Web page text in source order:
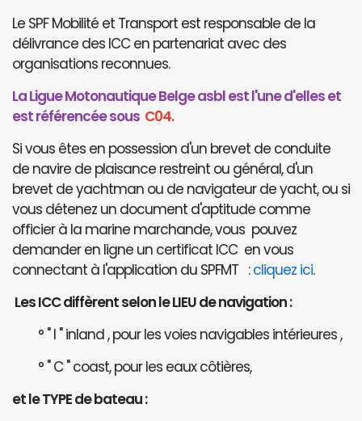
Le SPF Mobilité et Transport est responsable de la
délivrance des ICC en partenariat avec des
organisations reconnues.
La Ligue Motonautique Belge asbl est l'une d'elles et
est référencée sous C04.
Si vous êtes en possession d'un brevet de conduite
de navire de plaisance restreint ou général, d'un
brevet de yachtman ou de navigateur de yacht, ou si
vous détenez un document d'aptitude comme
officier à la marine marchande, vous pouvez
demander en ligne un certificat ICC en vous
connectant à l'application du SPFMT :cliquez ici.
Les ICC diffèrent selon le LIEU de navigation :
° " I " inland , pour les voies navigables intérieures ,
° " C " coast, pour les eaux côtières,
et le TYPE de bateau :